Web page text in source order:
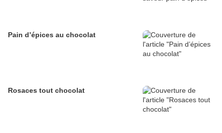
Pain d’épices au chocolat
Rosaces tout chocolat